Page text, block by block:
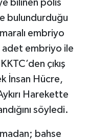
bilinen polis
bulundurduğu
embriyo
adet embriyo ile
çıkış
İnsan Hücre,
Harekette
söyledi.
bahse